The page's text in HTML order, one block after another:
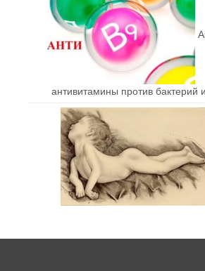
антивитамины против бактерий